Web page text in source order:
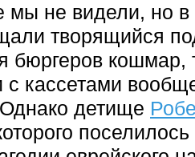
мы не видели, но
творящийся
бюргеров кошмар,
с кассетами
детище